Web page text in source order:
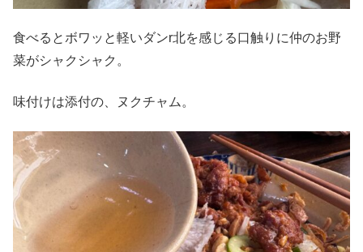
食べるとボワッと軽いダンr北を感じる口触りに仲のお野
菜がシャクシャク。
味付けは添付の、ヌクチャム。